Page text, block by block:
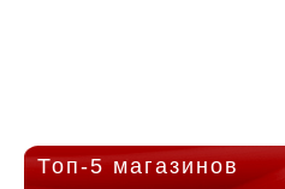
Топ-5 магазинов